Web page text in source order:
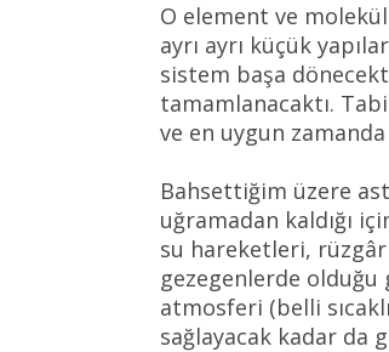
O element ve
ayrı ayrı küçük
sistem başa
tamamlanacaktı.
ve en uygun
Bahsettiğim üzere
uğramadan kaldığı
su hareketleri,
gezegenlerde
atmosferi (belli
sağlayacak kadar da